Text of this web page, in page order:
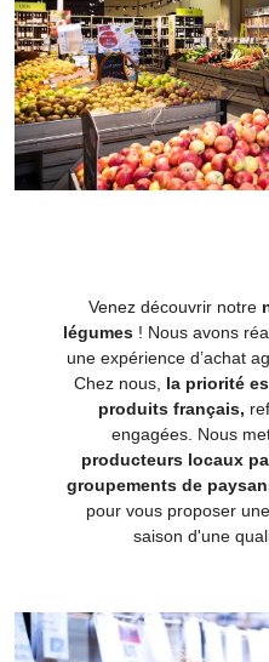
Venez découvrir notre
légumes ! Nous avons
une expérience d’achat
Chez nous, la priorité
produits français,
engagées. Nous
producteurs locaux
groupements de
pour vous proposer
saison d'une